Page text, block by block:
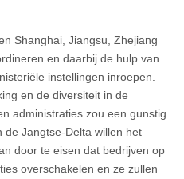
Shanghai, Jiangsu, Zhejiang
en daarbij de hulp van
instellingen inroepen.
en de diversiteit in de
administraties zou een gunstig
Jangtse-Delta willen het
door te eisen dat bedrijven op
overschakelen en ze zullen